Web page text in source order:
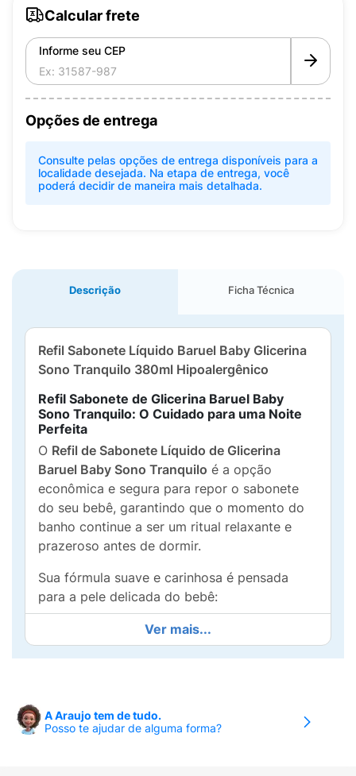
Calcular frete
Informe seu CEP
Opções de entrega
Consulte pelas opções de entrega disponíveis para a
localidade desejada. Na etapa de entrega, você
poderá decidir de maneira mais detalhada.
Descrição Ficha Técnica
Refil Sabonete Líquido Baruel Baby Glicerina
Sono Tranquilo 380ml Hipoalergênico
Refil Sabonete de Glicerina Baruel Baby
Sono Tranquilo: O Cuidado para uma Noite
Perfeita
O Refil de Sabonete Líquido de Glicerina
Baruel Baby Sono Tranquilo é a opção
econômica e segura para repor o sabonete
do seu bebê, garantindo que o momento do
banho continue a ser um ritual relaxante e
prazeroso antes de dormir.
Sua fórmula suave e carinhosa é pensada
para a pele delicada do bebê:
Sono Tranquilo:Desenvolvido com uma
fragrância suave e ocheirinho de carinho
Hipoalergênico e Testado:
hipoalergênico ,oftalmologicamente
Ver mais...
A Araujo tem de tudo.
Posso te ajudar de alguma forma?